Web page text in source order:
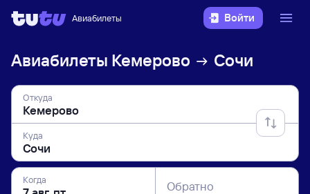
Авиабилеты Войти
Авиабилеты Кемерово Сочи
Откуда
Куда
Когда Обратно